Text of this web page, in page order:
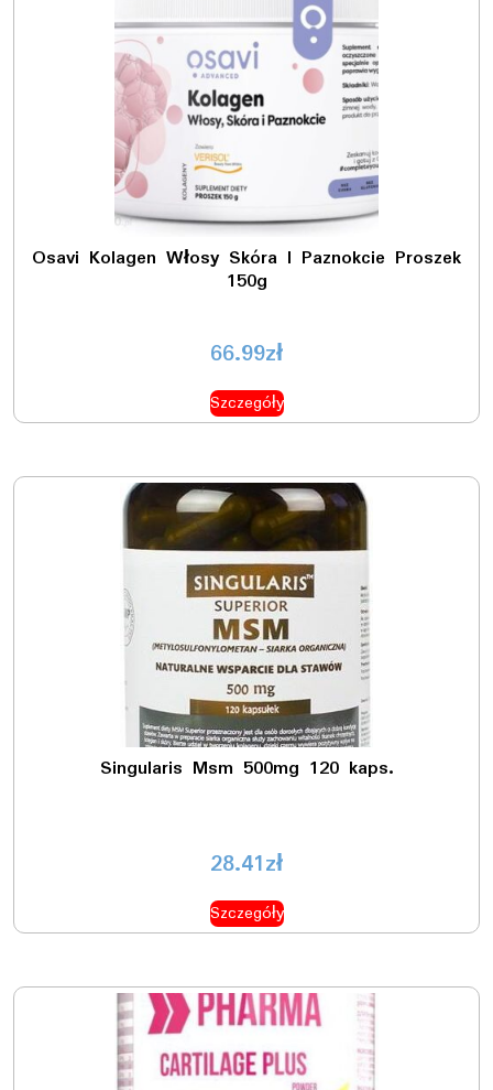
Osavi Kolagen Włosy Skóra I Paznokcie Proszek
150g
66.99zł
Szczegóły
Singularis Msm 500mg 120 kaps.
28.41zł
Szczegóły